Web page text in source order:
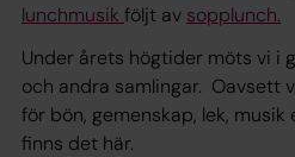
lunchmusik följt av sopplunch.
Under årets högtider möts vi i
och andra samlingar. Oavsett
för bön, gemenskap, lek, musik
finns det här.